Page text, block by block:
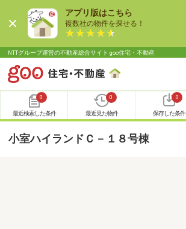
アプリ版はこちら
複数社の物件を探せる！
NTTグループ運営の不動産総合サイト goo住宅・不動産
0
最近検索した条件
0
最近見た物件
0
保存した条件
小室ハイランドＣ－１８号棟